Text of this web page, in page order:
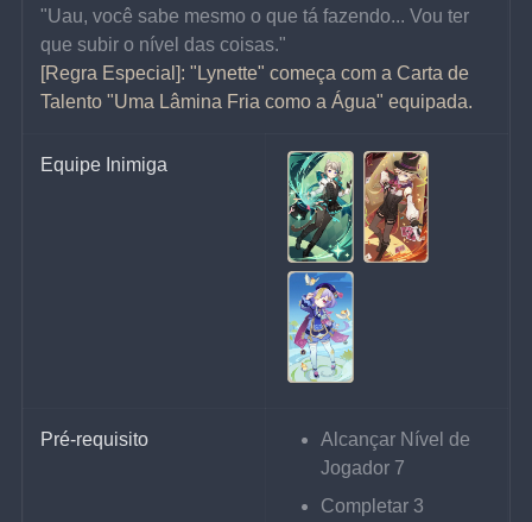
"Uau, você sabe mesmo o que tá fazendo... Vou ter
que subir o nível das coisas."
[Regra Especial]: "Lynette" começa com a Carta de
Talento "Uma Lâmina Fria como a Água" equipada.
Equipe Inimiga
Pré-requisito
Alcançar Nível de
Jogador 7
Completar 3